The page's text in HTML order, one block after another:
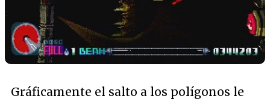
Gráficamente el salto a los polígonos le